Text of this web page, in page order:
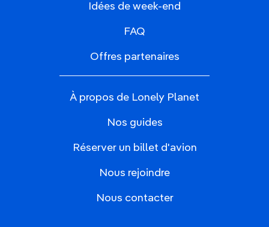
Idées de week-end
FAQ
Offres partenaires
À propos de Lonely Planet
Nos guides
Réserver un billet d'avion
Nous rejoindre
Nous contacter